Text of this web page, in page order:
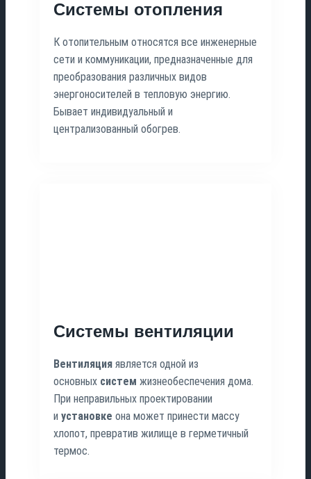
Системы отопления
К отопительным относятся все инженерные
сети и коммуникации, предназначенные для
преобразования различных видов
энергоносителей в тепловую энергию.
Бывает индивидуальный и
централизованный обогрев.
Системы вентиляции
Вентиляция является одной из
основных систем жизнеобеспечения дома.
При неправильных проектировании
и установке она может принести массу
хлопот, превратив жилище в герметичный
термос.